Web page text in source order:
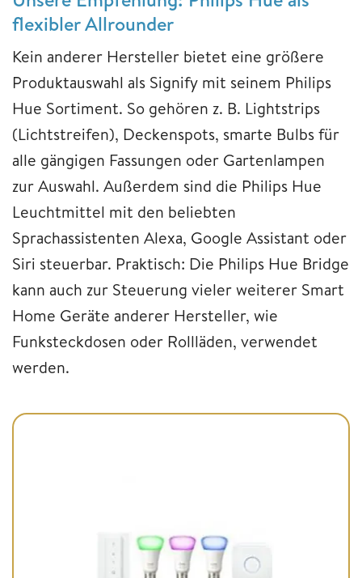
flexibler Allrounder
Kein anderer Hersteller bietet eine größere
Produktauswahl als Signify mit seinem Philips
Hue Sortiment. So gehören z. B. Lightstrips
(Lichtstreifen), Deckenspots, smarte Bulbs für
alle gängigen Fassungen oder Gartenlampen
zur Auswahl. Außerdem sind die Philips Hue
Leuchtmittel mit den beliebten
Sprachassistenten Alexa, Google Assistant oder
Siri steuerbar. Praktisch: Die Philips Hue Bridge
kann auch zur Steuerung vieler weiterer Smart
Home Geräte anderer Hersteller, wie
Funksteckdosen oder Rollläden, verwendet
werden.